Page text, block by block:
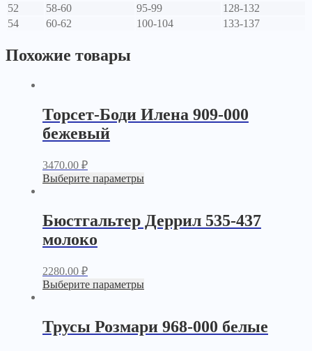
52
58-60 95-99
128-132
54
60-62 100-104 133-137
Похожие товары
Торсет-Боди Илена 909-000
бежевый
3470.00 ₽
Выберите параметры
Бюстгальтер Деррил 535-437
молоко
2280.00 ₽
Выберите параметры
Трусы Розмари 968-000 белые